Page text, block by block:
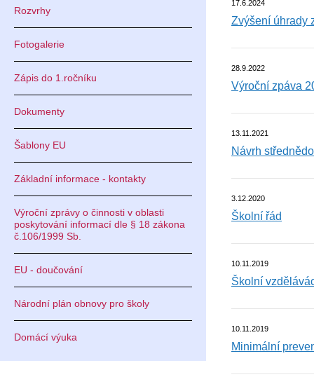
Rozvrhy
Fotogalerie
Zápis do 1.ročníku
Dokumenty
Šablony EU
Základní informace - kontakty
Výroční zprávy o činnosti v oblasti
poskytování informací dle § 18 zákona
č.106/1999 Sb.
EU - doučování
Národní plán obnovy pro školy
Domácí výuka
17.6.2024
Zvýšení úhrady
28.9.2022
Výroční zpáva
13.11.2021
Návrh
3.12.2020
Školní řád
10.11.2019
Školní
10.11.2019
Minimální